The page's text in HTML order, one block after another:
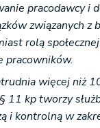
pracodawcy i
związanych z
rolą
pracowników.
więcej niż
§ 11 kp tworzy
i kontrolną w